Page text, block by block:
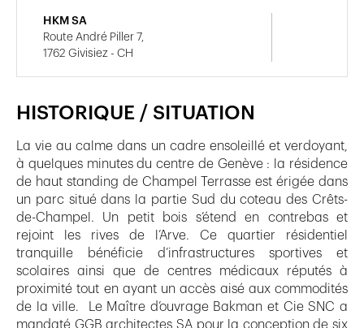
HISTORIQUE / SITUATION
La vie au calme dans un cadre ensoleillé et verdoyant,
à quelques minutes du centre de Genève : la résidence
de haut standing de Champel Terrasse est érigée dans
un parc situé dans la partie Sud du coteau des Crêts-
de-Champel. Un petit bois s’étend en contrebas et
rejoint les rives de l’Arve. Ce quartier résidentiel
tranquille bénéficie d’infrastructures sportives et
scolaires ainsi que de centres médicaux réputés à
proximité tout en ayant un accès aisé aux commodités
de la ville. Le Maître d’ouvrage Bakman et Cie SNC a
mandaté GGB architectes SA pour la conception de six
HKM SA
Route André Piller 7,
1762 Givisiez - CH